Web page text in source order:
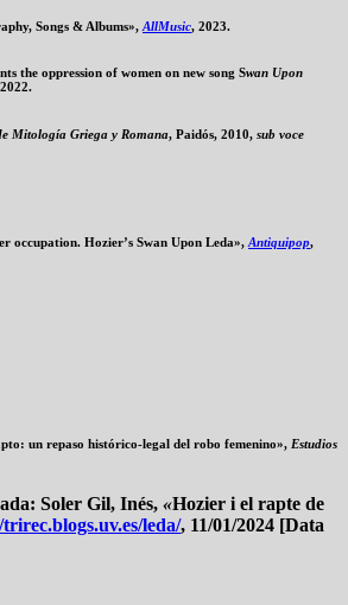
Songs & Albums», AllMusic , 2023.
the oppression of women on new song Swan Upon
Mitología Griega y Romana , Paidós, 2010, sub voce
occupation. Hozier’s Swan Upon Leda», Antiquipop
un repaso histórico-legal del robo femenino», Estudios
Soler Gil, Inés, «Hozier i el rapte de
leda/, 11/01/2024 [Data